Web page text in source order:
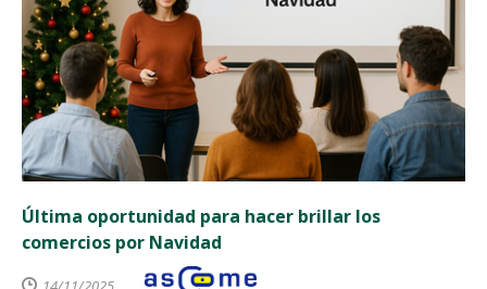
Última oportunidad para hacer brillar los
comercios por Navidad